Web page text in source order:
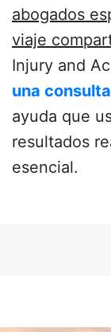
abogados
viaje
Injury and
una
ayuda que
resultados
esencial.